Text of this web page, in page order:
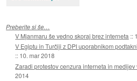
Preberite si še…
V Mjanmaru še vedno skoraj brez interneta ::
V Egiptu in Turčiji z DPI uporabnikom
:: 10. mar 2018
Zaradi protestov cenzura interneta in medijev
2014